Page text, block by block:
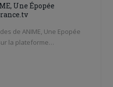
Une Épopée
de ANIME, Une Epopée
la plateforme…